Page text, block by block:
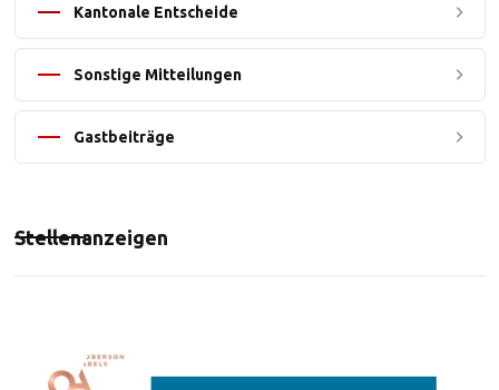
Kantonale Entscheide
Sonstige Mitteilungen
Gastbeiträge
Stellenanzeigen